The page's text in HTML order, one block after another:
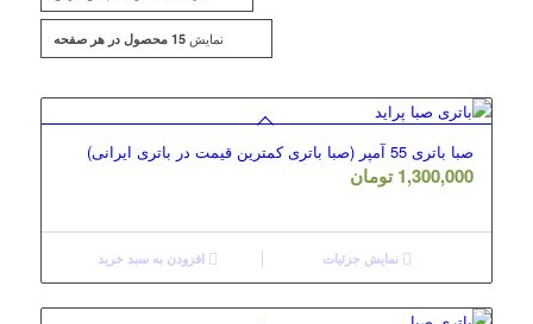
نمایش15 محصول در هر صفحه
صبا باتری 55 آمپر (صبا باتری کمترین قیمت در باتری ایرانی)
1,300,000 تومان
افزودن به سبد خرید نمایش جزئیات